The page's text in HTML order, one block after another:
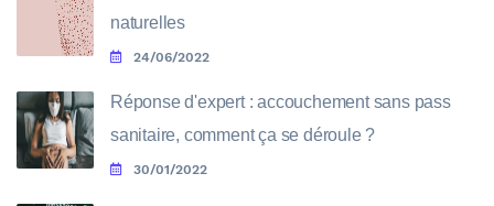
naturelles
24/06/2022
Réponse d'expert : accouchement sans pass
sanitaire, comment ça se déroule ?
30/01/2022